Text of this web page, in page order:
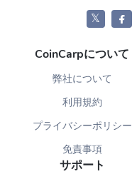
𝕏
CoinCarpについて
弊社について
利用規約
プライバシーポリシー
免責事項
サポート